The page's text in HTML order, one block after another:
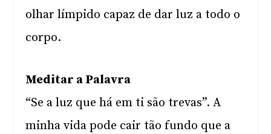
olhar límpido capaz de dar luz a todo o
corpo.
Meditar a Palavra
“Se a luz que há em ti são trevas”. A
minha vida pode cair tão fundo que a